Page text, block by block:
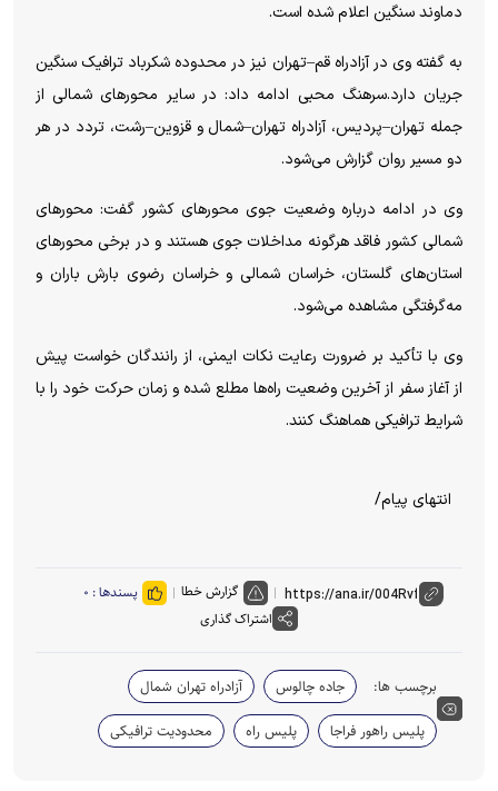
دماوند سنگین اعلام شده است.
به گفته وی در آزادراه قم–تهران نیز در محدوده شکرباد ترافیک سنگین
جریان دارد.سرهنگ محبی ادامه داد: در سایر محور‌های شمالی از
جمله تهران–پردیس، آزادراه تهران–شمال و قزوین–رشت، تردد در هر
دو مسیر روان گزارش می‌شود.
وی در ادامه درباره وضعیت جوی محور‌های کشور گفت: محور‌های
شمالی کشور فاقد هرگونه مداخلات جوی هستند و در برخی محور‌های
استان‌های گلستان، خراسان شمالی و خراسان رضوی بارش باران و
مه‌گرفتگی مشاهده می‌شود.
وی با تأکید بر ضرورت رعایت نکات ایمنی، از رانندگان خواست پیش
از آغاز سفر از آخرین وضعیت راه‌ها مطلع شده و زمان حرکت خود را با
شرایط ترافیکی هماهنگ کنند.
انتهای پیام/
گزارش خطا پسندها : ۰
اشتراک گذاری
برچسب ها: جاده چالوس
آزادراه تهران شمال
پلیس راهور فراجا
پلیس راه محدودیت ترافیکی